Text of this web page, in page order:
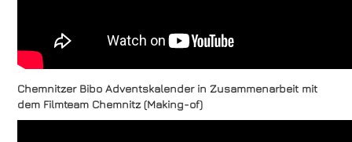
Chemnitzer Bibo Adventskalender in Zusammenarbeit mit
dem Filmteam Chemnitz (Making-of)